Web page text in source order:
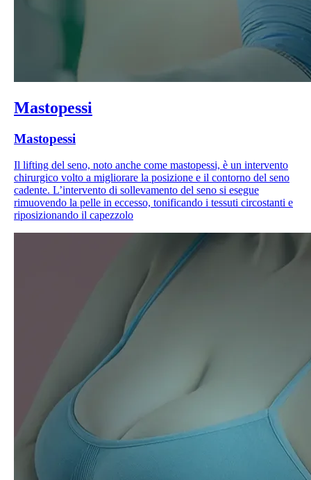
Mastopessi
Mastopessi
Il lifting del seno, noto anche come mastopessi, è un intervento
chirurgico volto a migliorare la posizione e il contorno del seno
cadente. L’intervento di sollevamento del seno si esegue
rimuovendo la pelle in eccesso, tonificando i tessuti circostanti e
riposizionando il capezzolo